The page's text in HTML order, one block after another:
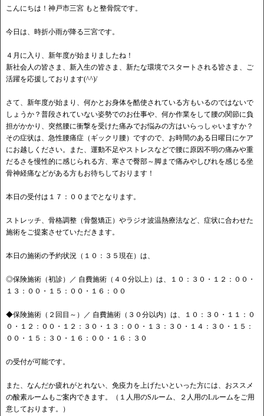
こんにちは！神戸市三宮 もと整骨院です。
今日は、時折小雨が降る三宮です。
４月に入り、新年度が始まりましたね！
新社会人の皆さま、新入生の皆さま、新たな環境でスタートされる皆さま、ご
活躍を応援しております(^^)/
さて、新年度が始まり、何かとお身体を酷使されている方もいるのではないで
しょうか？普段されていない姿勢でのお仕事や、何か作業をして腰の関節に負
担がかかり、突然腰に衝撃を受けた痛みでお悩みの方はいらっしゃいますか？
その症状は、急性腰痛症（ギックリ腰）ですので、お時間のある日曜日にケア
にお越しください。また、運動不足やストレスなどで腰に原因不明の痛みや重
だるさを慢性的に感じられる方、寒さで臀部～脚まで痛みやしびれを感じる坐
骨神経痛などがある方もお待ちしております！
本日の受付は１７：００までとなります。
ストレッチ、骨格調整（骨盤矯正）やラジオ波温熱療法など、症状に合わせた
施術をご提案させていただきます。
本日の施術の予約状況（１０：３５現在）は、
◎保険施術（初診）／ 自費施術（４０分以上）は、１０：３０・１２：００・
１３：００・１５：００・１６：００
◆保険施術（２回目～）／ 自費施術（３０分以内）は、１０：３０・１１：０
０・１２：００・１２：３０・１３：００・１３：３０・１４：３０・１５：
００・１５：３０・１６：００・１６：３０
の受付が可能です。
また、なんだか疲れがとれない、免疫力を上げたいといった方には、おススメ
の酸素ルームもご案内できます。（１人用のSルーム、２人用のLルームをご用
意しております。）